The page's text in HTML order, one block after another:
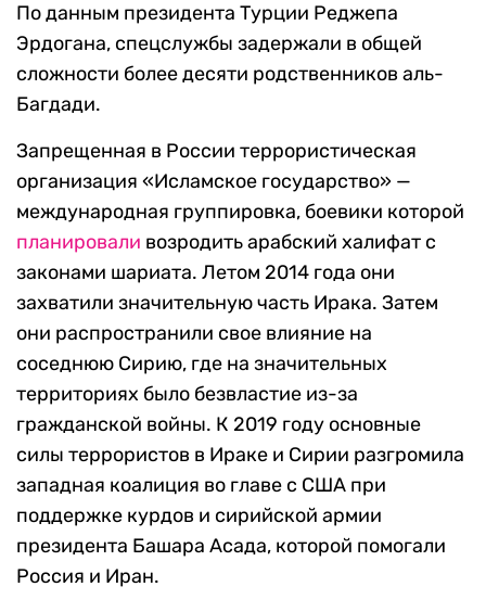
По данным президента Турции Реджепа
Эрдогана, спецслужбы задержали в общей
сложности более десяти родственников аль-
Багдади.
Запрещенная в России террористическая
организация «Исламское государство» —
международная группировка, боевики которой
планировали возродить арабский халифат с
законами шариата. Летом 2014 года они
захватили значительную часть Ирака. Затем
они распространили свое влияние на
соседнюю Сирию, где на значительных
территориях было безвластие из-за
гражданской войны. К 2019 году основные
силы террористов в Ираке и Сирии разгромила
западная коалиция во главе с США при
поддержке курдов и сирийской армии
президента Башара Асада, которой помогали
Россия и Иран.